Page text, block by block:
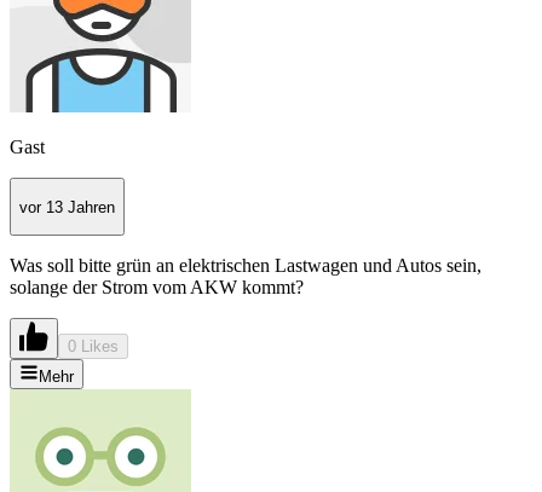
Gast
vor 13 Jahren
Was soll bitte grün an elektrischen Lastwagen und Autos sein,
solange der Strom vom AKW kommt?
0 Likes
Mehr